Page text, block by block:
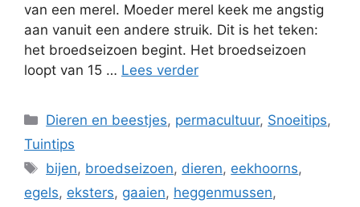
van een merel. Moeder merel keek me angstig
aan vanuit een andere struik. Dit is het teken:
het broedseizoen begint. Het broedseizoen
loopt van 15 … Lees verder
Categorieën
Dieren en beestjes, permacultuur, Snoeitips,
Tuintips
Tags
bijen, broedseizoen, dieren, eekhoorns,
egels, eksters, gaaien, heggenmussen,